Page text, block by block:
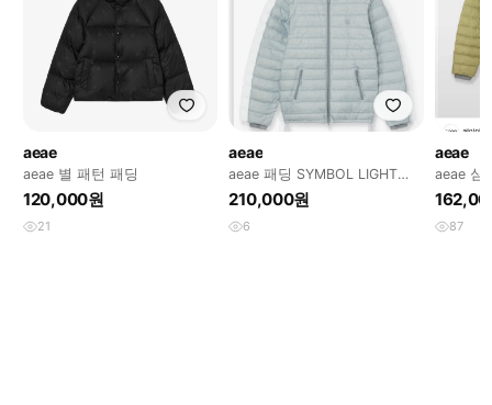
aeae
aeae 별 패턴 패딩
120,000원
21
aeae
aeae 패딩 SYMBOL LIGHT
DOWN JACKET [SKYBLU
210,000원
6
aeae
aeae 심
경량패
87